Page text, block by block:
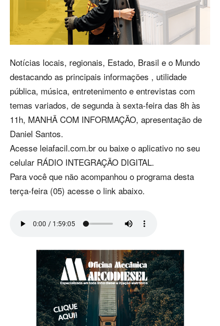
Notícias locais, regionais, Estado, Brasil e o Mundo
destacando as principais informações , utilidade
pública, música, entretenimento e entrevistas com
temas variados, de segunda à sexta-feira das 8h às
11h, MANHÃ COM INFORMAÇÃO, apresentação de
Daniel Santos.
Acesse leiafacil.com.br ou baixe o aplicativo no seu
celular RÁDIO INTEGRAÇÃO DIGITAL.
Para você que não acompanhou o programa desta
terça-feira (05) acesse o link abaixo.